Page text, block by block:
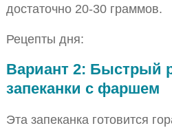
достаточно 20-30 граммов.
Рецепты дня:
Вариант 2: Быстрый
запеканки с фаршем
Эта запеканка готовится